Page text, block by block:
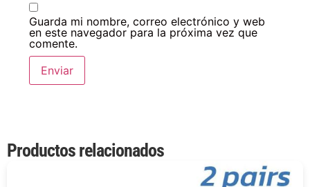
Guarda mi nombre, correo electrónico y web
en este navegador para la próxima vez que
comente.
Productos relacionados